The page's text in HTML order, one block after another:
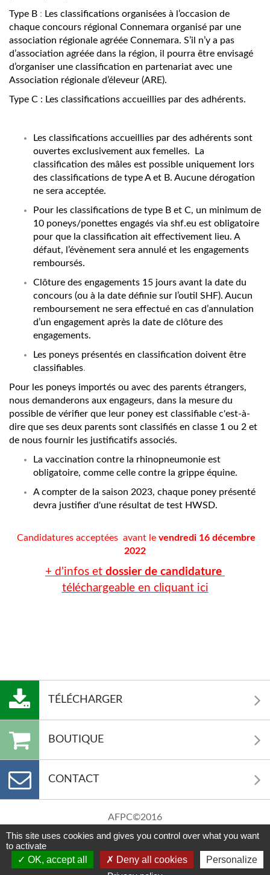
Type B : Les classifications organisées à l’occasion de
chaque concours régional Connemara organisé par une
association régionale agréée Connemara. S’il n’y a pas
d’association agréée dans la région, il pourra être envisagé
d’organiser une classification en partenariat avec une
Association régionale d’éleveur (ARE).
Type C : Les classifications accueillies par des adhérents.
Les classifications accueillies par des adhérents sont
ouvertes exclusivement aux femelles. La
classification des mâles est possible uniquement lors
des classifications de type A et B. Aucune dérogation
ne sera acceptée.
Pour les classifications de type B et C, un minimum de
10 poneys/ponettes engagés via shf.eu est obligatoire
pour que la classification ait effectivement lieu. A
défaut, l’évènement sera annulé et les engagements
remboursés.
Clôture des engagements 15 jours avant la date du
concours (ou à la date définie sur l’outil SHF). Aucun
remboursement ne sera effectué en cas d’annulation
d’un engagement après la date de clôture des
engagements.
Les poneys présentés en classification doivent être
classifiables.
Pour les poneys importés ou avec des parents étrangers,
nous demanderons aux engageurs, dans la mesure du
possible de vérifier que leur poney est classifiable c'est-à-
dire que ses deux parents sont classifiés en classe 1 ou 2 et
de nous fournir les justificatifs associés.
La vaccination contre la rhinopneumonie est
obligatoire, comme celle contre la grippe équine.
A compter de la saison 2023, chaque poney présenté
devra justifier d'une résultat de test HWSD.
Candidatures acceptées avant le vendredi 16 décembre
2022
+ d'infos et dossier de candidature
téléchargeable en cliquant ici
TÉLÉCHARGER
BOUTIQUE
CONTACT
AFPC©2016
Mentions Légales
Crédits
Politique de confidentialité
Réalisation Equidéclic
This site uses cookies and gives you control over what you want
to activate
OK, accept all
Deny all cookies
Personalize